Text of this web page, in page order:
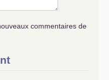
commentaires de